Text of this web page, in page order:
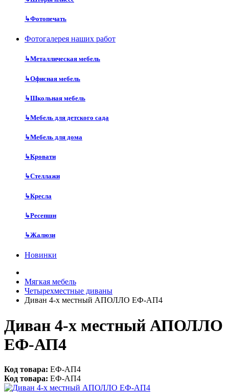
↳Фотопечать
Фотогалерея наших работ
↳Металлическая мебель
↳Офисная мебель
↳Школьная мебель
↳Мебель для детского сада
↳Мебель для дома
↳Кровати
↳Стеллажи
↳Кресла
↳Ресепшн
↳Жалюзи
Новинки
Мягкая мебель
Четырехместные диваны
Диван 4-х местный АПОЛЛО ЕФ-АП4
Диван 4-х местный АПОЛЛО
ЕФ-АП4
Код товара: ЕФ-АП4
Код товара: ЕФ-АП4